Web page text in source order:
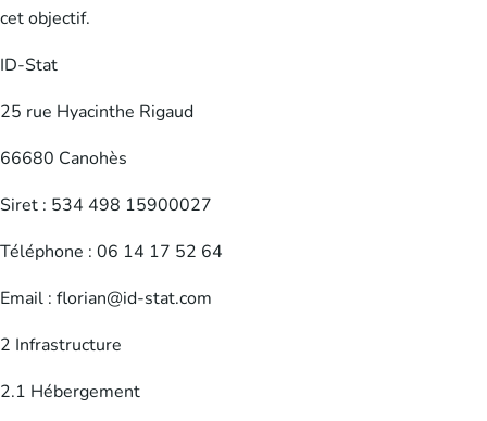
cet objectif.
ID-Stat
25 rue Hyacinthe Rigaud
66680 Canohès
Siret : 534 498 15900027
Téléphone : 06 14 17 52 64
Email : florian@id-stat.com
2 Infrastructure
2.1 Hébergement